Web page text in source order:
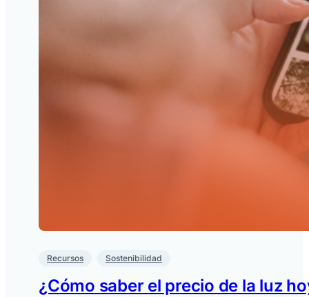
Recursos Sostenibilidad
¿Cómo saber el precio de la luz